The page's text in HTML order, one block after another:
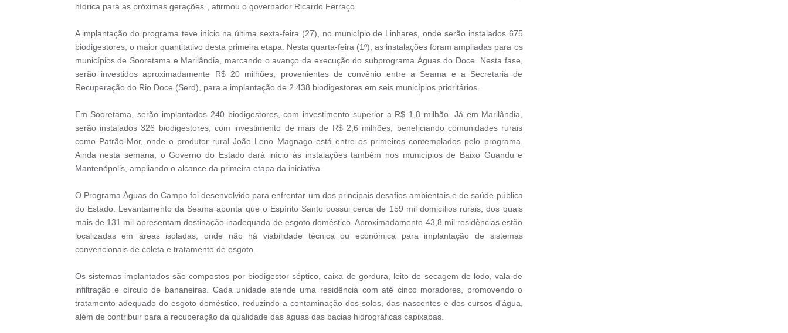
hídrica para as próximas gerações”, afirmou o governador Ricardo Ferraço.
A implantação do programa teve início na última sexta-feira (27), no município de Linhares, onde serão instalados 675
biodigestores, o maior quantitativo desta primeira etapa. Nesta quarta-feira (1º), as instalações foram ampliadas para os
municípios de Sooretama e Marilândia, marcando o avanço da execução do subprograma Águas do Doce. Nesta fase,
serão investidos aproximadamente R$ 20 milhões, provenientes de convênio entre a Seama e a Secretaria de
Recuperação do Rio Doce (Serd), para a implantação de 2.438 biodigestores em seis municípios prioritários.
Em Sooretama, serão implantados 240 biodigestores, com investimento superior a R$ 1,8 milhão. Já em Marilândia,
serão instalados 326 biodigestores, com investimento de mais de R$ 2,6 milhões, beneficiando comunidades rurais
como Patrão-Mor, onde o produtor rural João Leno Magnago está entre os primeiros contemplados pelo programa.
Ainda nesta semana, o Governo do Estado dará início às instalações também nos municípios de Baixo Guandu e
Mantenópolis, ampliando o alcance da primeira etapa da iniciativa.
O Programa Águas do Campo foi desenvolvido para enfrentar um dos principais desafios ambientais e de saúde pública
do Estado. Levantamento da Seama aponta que o Espírito Santo possui cerca de 159 mil domicílios rurais, dos quais
mais de 131 mil apresentam destinação inadequada de esgoto doméstico. Aproximadamente 43,8 mil residências estão
localizadas em áreas isoladas, onde não há viabilidade técnica ou econômica para implantação de sistemas
convencionais de coleta e tratamento de esgoto.
Os sistemas implantados são compostos por biodigestor séptico, caixa de gordura, leito de secagem de lodo, vala de
infiltração e círculo de bananeiras. Cada unidade atende uma residência com até cinco moradores, promovendo o
tratamento adequado do esgoto doméstico, reduzindo a contaminação dos solos, das nascentes e dos cursos d'água,
além de contribuir para a recuperação da qualidade das águas das bacias hidrográficas capixabas.